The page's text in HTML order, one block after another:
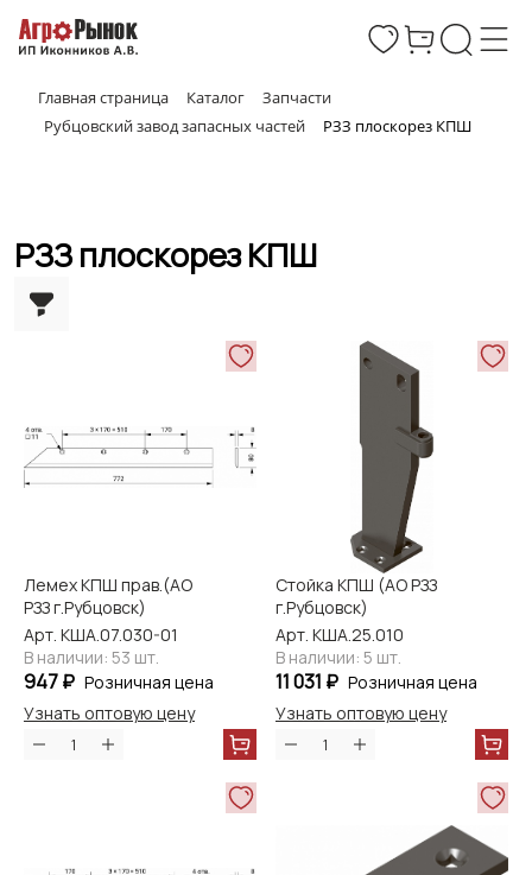
Главная страница Каталог
Запчасти
Рубцовский завод запасных частей
РЗЗ плоскорез КПШ
РЗЗ плоскорез КПШ
Лемех КПШ прав.(АО
РЗЗ г.Рубцовск)
Арт. КША.07.030-01
В наличии: 53 шт.
947 ₽ Розничная цена
Узнать оптовую цену
Стойка КПШ (АО РЗЗ
г.Рубцовск)
Арт. КША.25.010
В наличии: 5 шт.
11 031 ₽ Розничная цена
Узнать оптовую цену